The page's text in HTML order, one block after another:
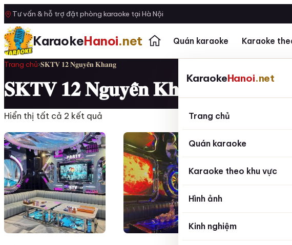
Tư vấn & hỗ trợ đặt phòng karaoke tại Hà Nội
KaraokeHanoi.net Quán karaoke Karaoke
KaraokeHanoi.net
Trang chủ
Quán karaoke
Karaoke theo khu vực
Hình ảnh
Kinh nghiệm
Trang chủ›𝐒𝐊𝐓𝐕 𝟏𝟐 𝐍𝐠𝐮𝐲𝐞̂̃𝐧 𝐊𝐡𝐚𝐧𝐠
𝐒𝐊𝐓𝐕 𝟏𝟐 𝐍𝐠𝐮𝐲𝐞̂̃𝐧 𝐊𝐡𝐚𝐧𝐠
Hiển thị tất cả 2 kết quả